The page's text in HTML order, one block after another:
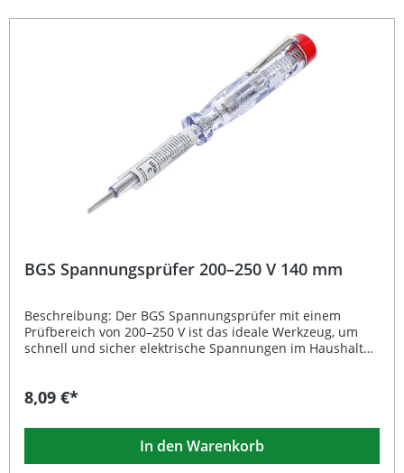
Anwendungen Hohe Messgenauigkeit und
BGS Spannungsprüfer 200–250 V 140 mm
Beschreibung: Der BGS Spannungsprüfer mit einem
Prüfbereich von 200–250 V ist das ideale Werkzeug, um
schnell und sicher elektrische Spannungen im Haushalt
Phasenprüfer präzise Messergebnisse und eine lange
Schraubendreherklinge sorgt für Stabilität und Sicherheit
bei jedem Einsatz. Mit der integrierten Glimmlampe
erkennen Sie sofort, ob Spannung anliegt. Der praktische
8,09 €*
In den Warenkorb